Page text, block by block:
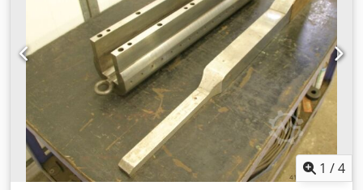
1 /4